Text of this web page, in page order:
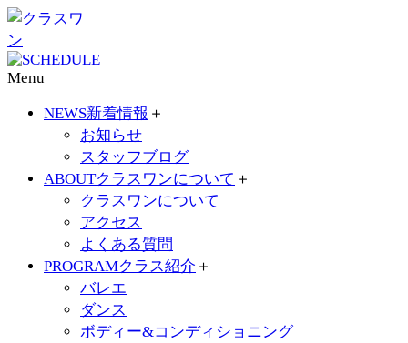
Menu
NEWS新着情報 ＋
お知らせ
スタッフブログ
ABOUTクラスワンについて ＋
クラスワンについて
アクセス
よくある質問
PROGRAMクラス紹介 ＋
バレエ
ダンス
ボディー&コンディショニング